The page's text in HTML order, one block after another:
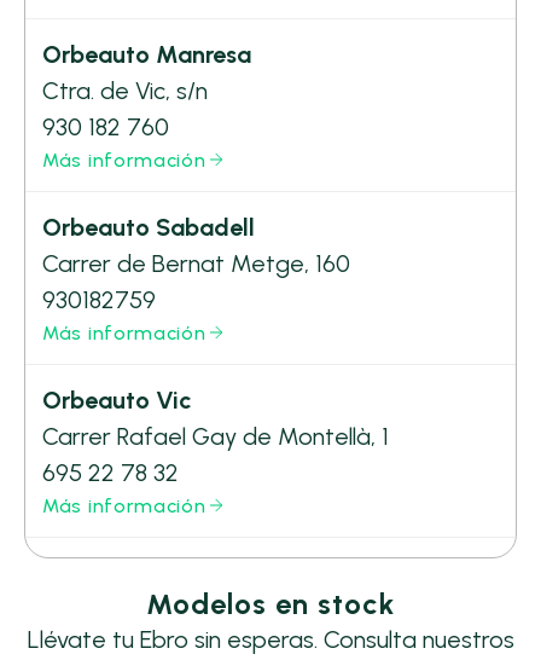
Orbeauto Manresa
Ctra. de Vic, s/n
930 182 760
Más información
Orbeauto Sabadell
Carrer de Bernat Metge, 160
930182759
Más información
Orbeauto Vic
Carrer Rafael Gay de Montellà, 1
695 22 78 32
Más información
Modelos en stock
Llévate tu Ebro sin esperas. Consulta nuestros